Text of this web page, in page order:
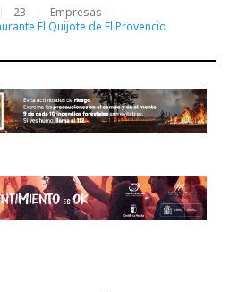
23
Empresas
El Quijote de El Provencio